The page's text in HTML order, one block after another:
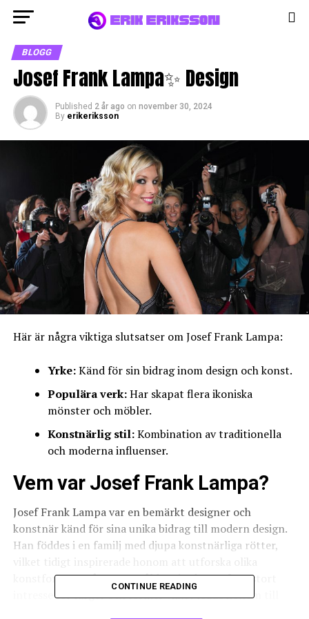
BLOGG
Josef Frank Lampa✨ Design
Published 2 år ago on november 30, 2024
By erikeriksson
Här är några viktiga slutsatser om Josef Frank Lampa:
Yrke:Känd för sin bidrag inom design och konst.
Populära verk:Har skapat flera ikoniska
mönster och möbler.
Konstnärlig stil:Kombination av traditionella
och moderna influenser.
Vem var Josef Frank Lampa?
Josef Frank Lampa var en bemärkt designer och
konstnär känd för sina unika bidrag till modern design.
Han föddes i en familj med djupa konstnärliga rötter,
konstformer. Från en ung ålder visade Josef ett stort
intresse för färger och former vilket ledde honom till
CONTINUE READING